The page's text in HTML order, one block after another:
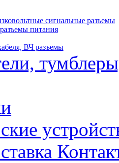
сигнальные разъемы
питания
ВЧ разъемы